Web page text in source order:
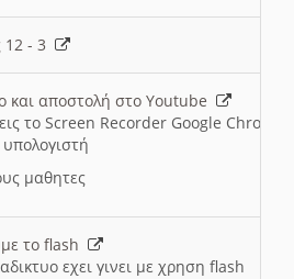
12 - 3
και αποστολή στο Youtube
το Screen Recorder Google Chrome
μαθητες
το flash
εχει γινει με χρηση flash